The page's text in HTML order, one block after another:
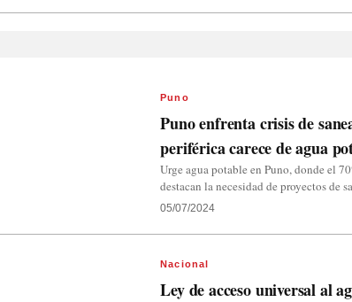
Puno
Puno enfrenta crisis de
periférica carece de agua
Urge agua potable en Puno, donde el
destacan la necesidad de proyectos de
05/07/2024
Nacional
Ley de acceso universal al